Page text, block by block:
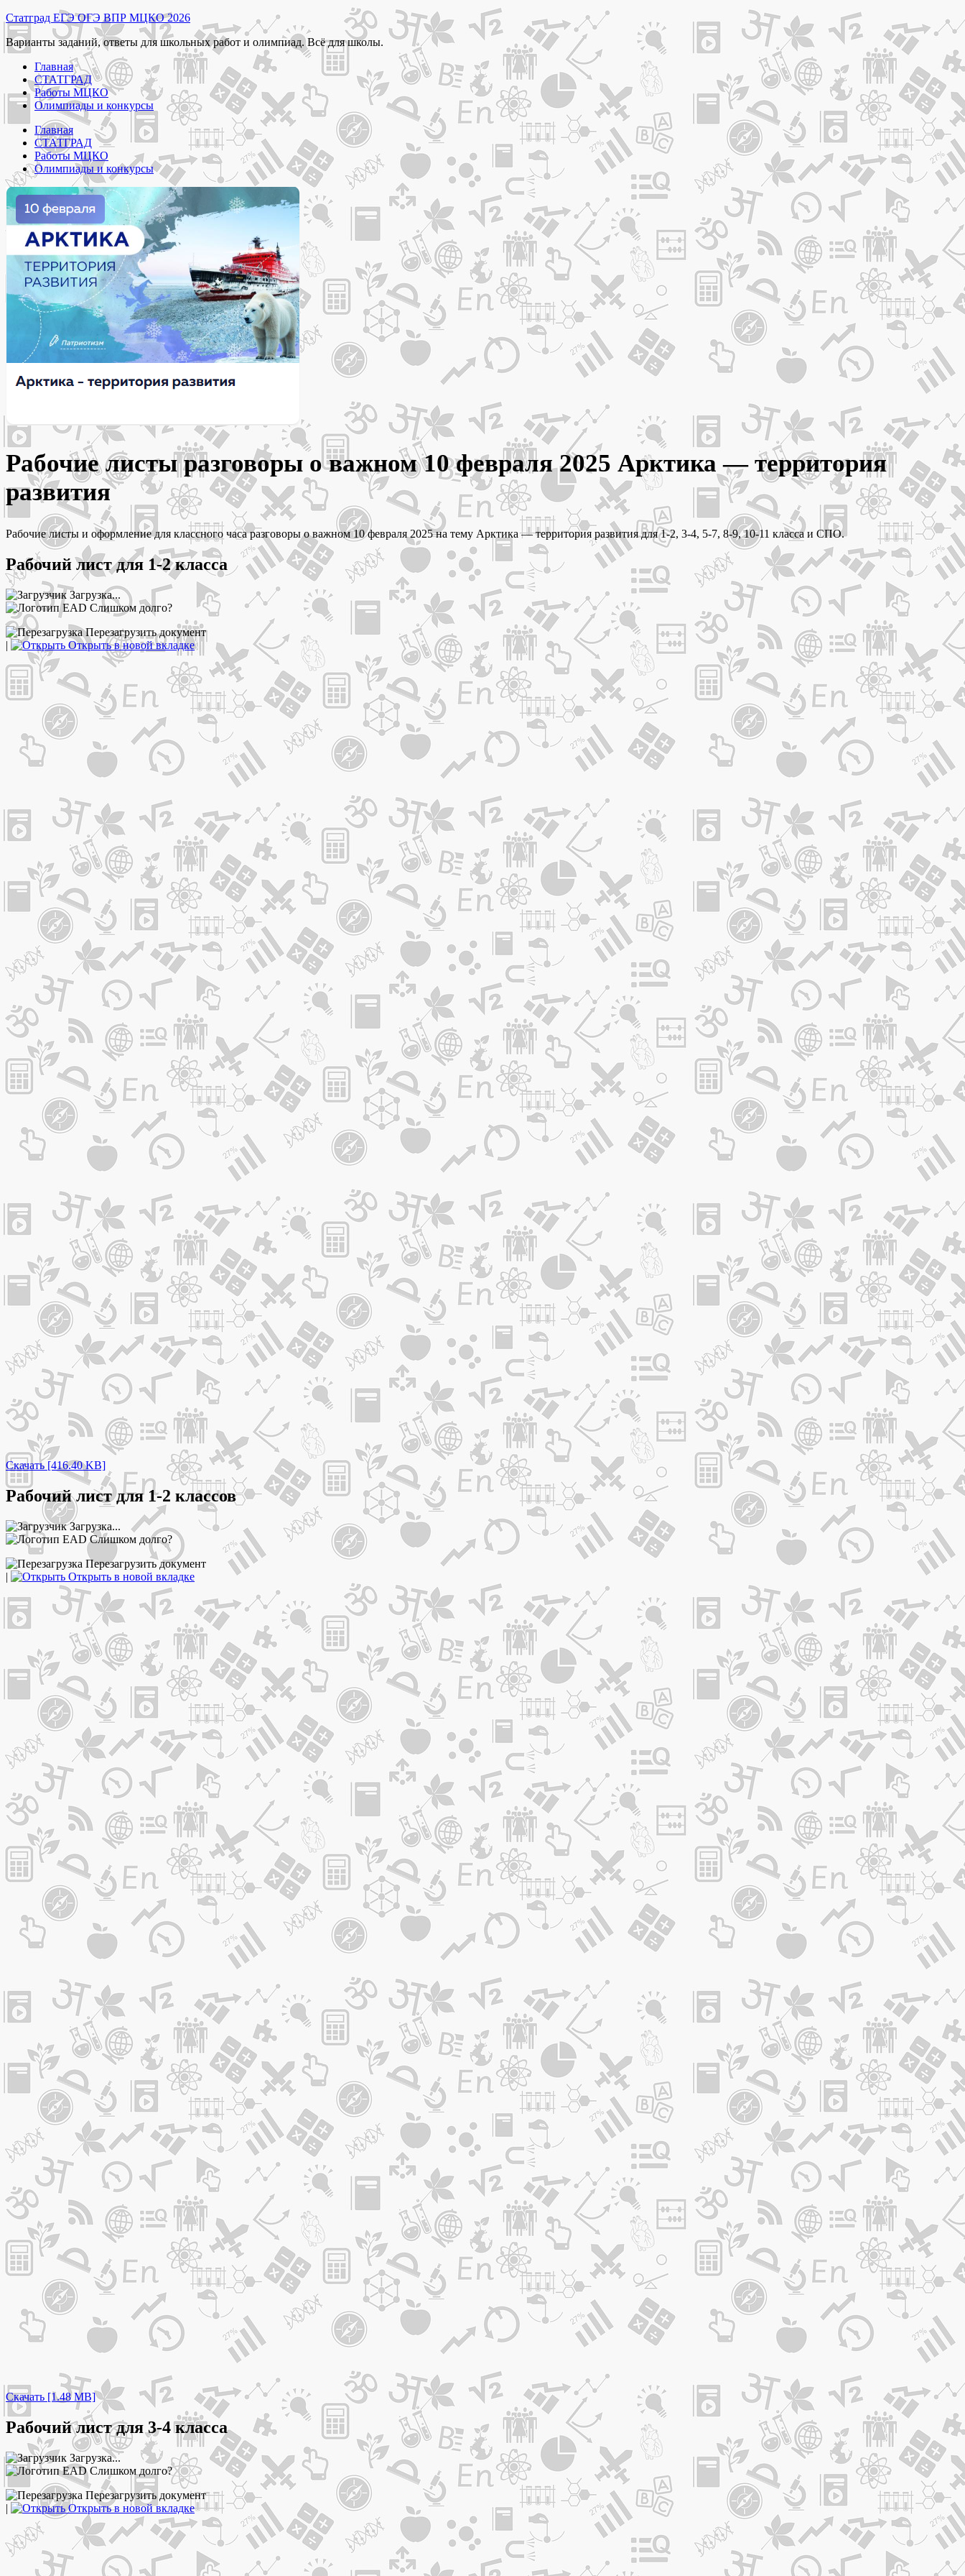
Перейти
к
содержимому
Статград ЕГЭ ОГЭ ВПР МЦКО 2026
Варианты заданий, ответы для школьных работ и олимпиад. Всё для школы.
Главная
СТАТГРАД
Работы МЦКО
Олимпиады и конкурсы
Главная
СТАТГРАД
Работы МЦКО
Олимпиады и конкурсы
Рабочие листы разговоры о важном 10 февраля 2025 Арктика — территория
развития
Рабочие листы и оформление для классного часа разговоры о важном 10 февраля 2025 на тему Арктика — территория развития для 1-2, 3-4, 5-7, 8-9, 10-11 класса и СПО.
Рабочий лист для 1-2 класса
Загрузка...
Слишком долго?
Перезагрузить документ
|
Открыть в новой вкладке
Скачать [416.40 KB]
Рабочий лист для 1-2 классов
Загрузка...
Слишком долго?
Перезагрузить документ
|
Открыть в новой вкладке
Скачать [1.48 MB]
Рабочий лист для 3-4 класса
Загрузка...
Слишком долго?
Перезагрузить документ
|
Открыть в новой вкладке